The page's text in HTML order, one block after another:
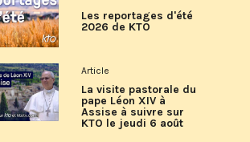
Les reportages d'été
2026 de KTO
Article
La visite pastorale du
pape Léon XIV à
Assise à suivre sur
KTO le jeudi 6 août